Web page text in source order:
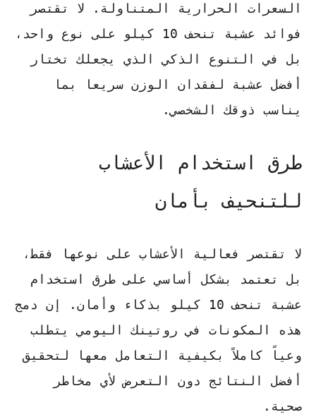
السعرات الحرارية المتناولة. لا تقتصر
فوائد عشبة تنحف 10 كيلو
على نوع واحد،
بل في التنوع الذكي الذي يجعلك تختار
أفضل عشبة لفقدان الوزن سريعا
بما
يناسب ذوقك الشخصي.
طرق استخدام الأعشاب
للتنحيف بأمان
لا تقتصر فعالية الأعشاب على نوعها فقط،
بل تعتمد بشكل أساسي على طرق استخدام
عشبة تنحف 10 كيلو
بذكاء وأمان. إن دمج
هذه المكونات في روتينك اليومي يتطلب
وعياً كاملاً بكيفية التعامل معها لتحقيق
أفضل النتائج دون التعرض لأي مخاطر
صحية.